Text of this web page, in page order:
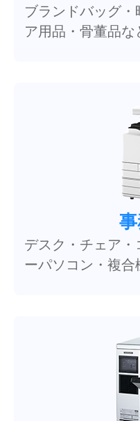
ブランドバッグ
ア用品・骨董品な
デスク・チェア
ーパソコン・複